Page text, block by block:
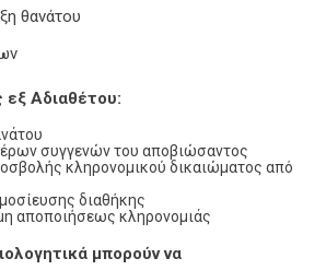
θανάτου
εξ Αδιαθέτου:
συγγενών του αποβιώσαντος
κληρονομικού δικαιώματος από
διαθήκης
αποποιήσεως κληρονομιάς
μπορούν να